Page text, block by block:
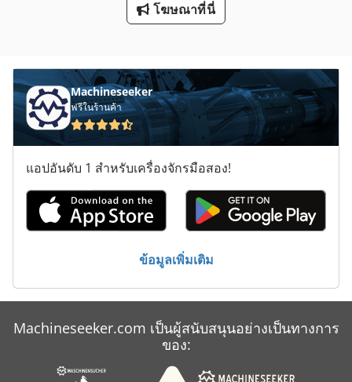
โฆษณาที่นี่
Machineseeker
ฟรีในร้านค้า
แอปอันดับ 1 สำหรับเครื่องจักรมือสอง!
ข้อมูลเพิ่มเติม
Machineseeker.com เป็นผู้สนับสนุนอย่างเป็นทางการ
ของ: